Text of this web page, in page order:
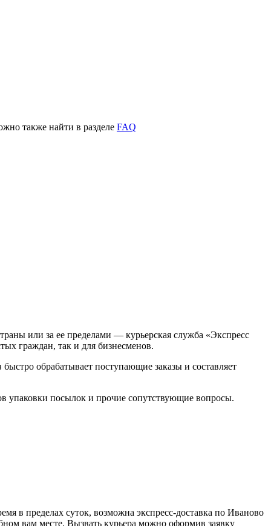
также найти в разделе FAQ
или за ее пределами — курьерская служба «Экспресс
граждан, так и для бизнесменов.
обрабатывает поступающие заказы и составляет
упаковки посылок и прочие сопутствующие вопросы.
в пределах суток, возможна экспресс-доставка по Иваново
вам месте. Вызвать курьера можно оформив заявку